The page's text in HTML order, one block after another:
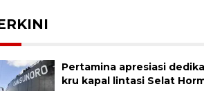
Pertamina apresiasi
kru kapal lintasi Selat